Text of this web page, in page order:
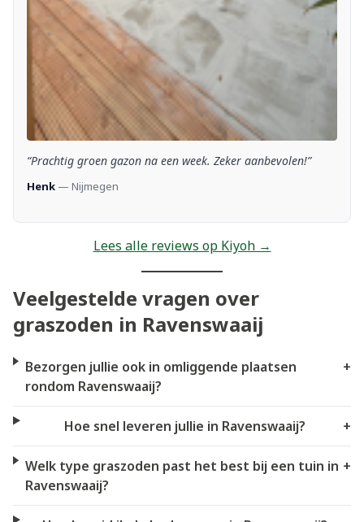
“Prachtig groen gazon na een week. Zeker aanbevolen!”
Henk — Nijmegen
Lees alle reviews op Kiyoh →
Veelgestelde vragen over
graszoden in Ravenswaaij
Bezorgen jullie ook in omliggende plaatsen
rondom Ravenswaaij?
+
Hoe snel leveren jullie in Ravenswaaij? +
Welk type graszoden past het best bij een tuin in
Ravenswaaij?
+